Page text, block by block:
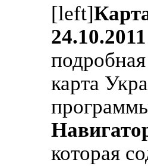
[left]
24.10.2011
карта
которая